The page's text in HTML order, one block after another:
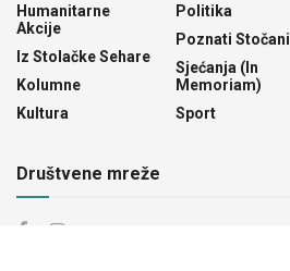
Humanitarne
Akcije
Iz Stolačke Sehare
Kolumne
Kultura
Politika
Poznati Stočani
Sjećanja (In
Memoriam)
Sport
Društvene mreže